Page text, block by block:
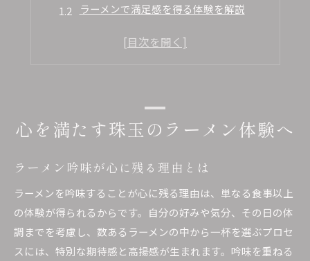
ラーメンで満足感を得る体験を解説
ラーメン好きが共感する吟味の大切さ
ラーメン吟味のポイントを徹底解説
味や香りからラーメンを吟味するコツ
ラーメン選びで失敗しない吟味術
吟味で見抜くラーメンの実力とは
ラーメン吟味に役立つチェック項目
迷わず選びたい一杯のラーメン探し
吟味で本当に美味しいラーメンを探す
心を満たす珠玉のラーメン体験へ
ラーメン吟味が心に残る理由とは
ラーメンを吟味することが心に残る理由は、単なる食事以上
の体験が得られるからです。自分の好みや気分、その日の体
調までを考慮し、数あるラーメンの中から一杯を選ぶプロセ
スには、特別な期待感と高揚感が生まれます。吟味を重ねる